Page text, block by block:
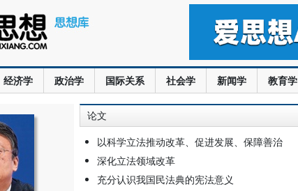
经济学 政治学 国际关系 社会学 新闻学 教育学
论文
以科学立法推动改革、促进发展、保障善治
深化立法领域改革
充分认识我国民法典的宪法意义